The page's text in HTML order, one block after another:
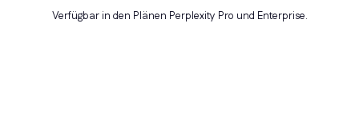
Verfügbar in den Plänen Perplexity Pro und Enterprise.